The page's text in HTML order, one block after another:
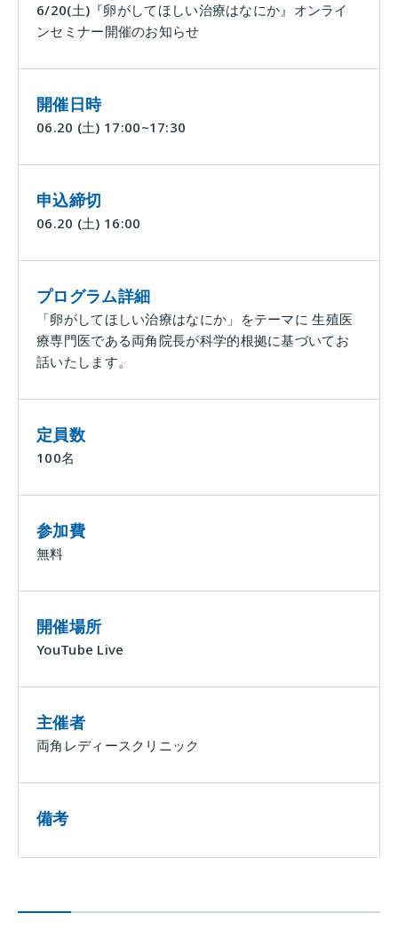
6/20(土)『卵がしてほしい治療はなにか』オンライ
ンセミナー開催のお知らせ
開催日時
06.20 (土) 17:00~17:30
申込締切
06.20 (土) 16:00
プログラム詳細
「卵がしてほしい治療はなにか」をテーマに 生殖医
療専門医である両角院長が科学的根拠に基づいてお
話いたします。
定員数
100名
参加費
無料
開催場所
YouTube Live
主催者
両角レディースクリニック
備考